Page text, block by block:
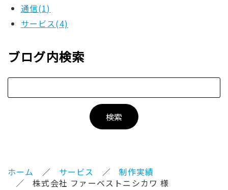
通信(1)
サービス(4)
ブログ内検索
ホーム サービス
制作実績
株式会社 ファーベストニシカワ 様